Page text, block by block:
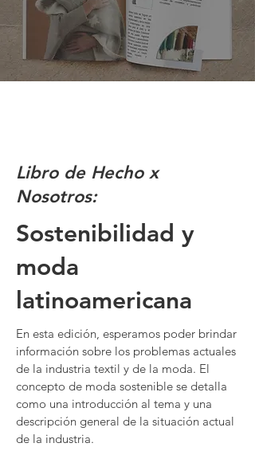
Libro de Hecho x
Nosotros:
Sostenibilidad y
moda
latinoamericana
En esta edición, esperamos poder brindar
información sobre los problemas actuales
de la industria textil y de la moda. El
concepto de moda sostenible se detalla
como una introducción al tema y una
descripción general de la situación actual
de la industria.